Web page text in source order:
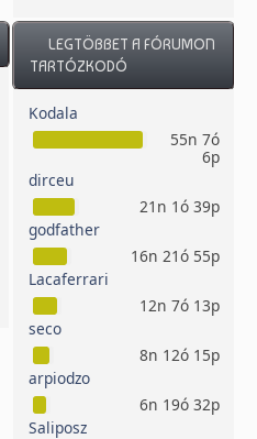
LEGTÖBBET A FÓRUMON
TARTÓZKODÓ
Kodala
55n 7ó
6p
dirceu
21n 1ó 39p
godfather
16n 21ó 55p
Lacaferrari
12n 7ó 13p
seco
8n 12ó 15p
arpiodzo
6n 19ó 32p
Saliposz